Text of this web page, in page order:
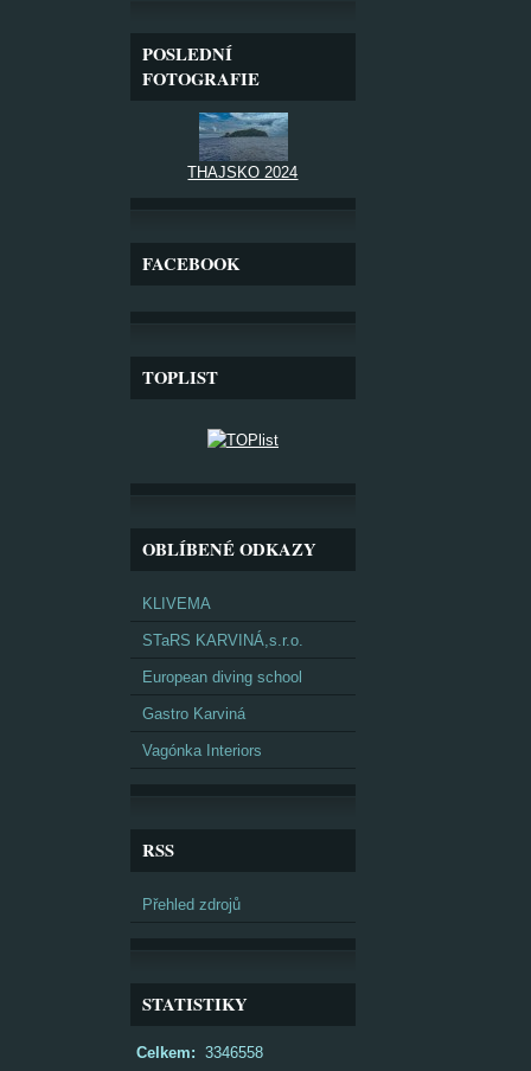
POSLEDNÍ
FOTOGRAFIE
THAJSKO 2024
FACEBOOK
TOPLIST
OBLÍBENÉ ODKAZY
KLIVEMA
STaRS KARVINÁ,s.r.o.
European diving school
Gastro Karviná
Vagónka Interiors
RSS
Přehled zdrojů
STATISTIKY
Celkem: 3346558